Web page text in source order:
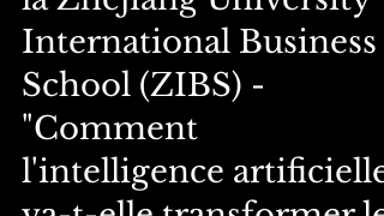
Gabrielle Halpern pour
la Zhejiang University
International Business
School (ZIBS) -
"Comment